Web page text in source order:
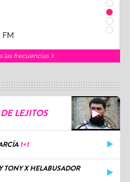
FM
las frecuencias
DE LEJITOS
1+1
TONY X HELABUSADOR